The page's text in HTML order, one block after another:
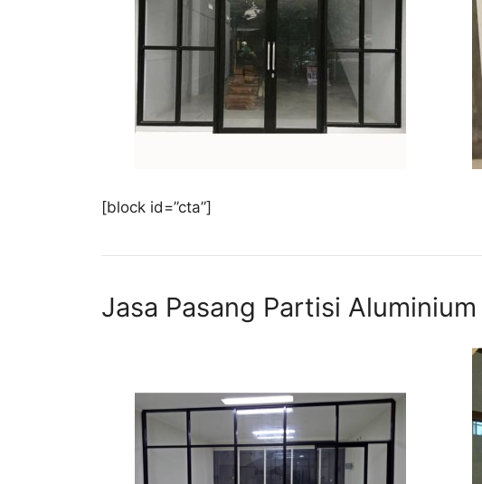
[block id=”cta”]
Jasa Pasang Partisi